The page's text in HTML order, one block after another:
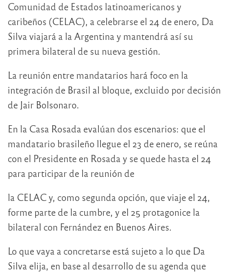
Comunidad de Estados latinoamericanos y
caribeños (CELAC), a celebrarse el 24 de enero, Da
Silva viajará a la Argentina y mantendrá así su
primera bilateral de su nueva gestión.
La reunión entre mandatarios hará foco en la
integración de Brasil al bloque, excluido por decisión
de Jair Bolsonaro.
En la Casa Rosada evalúan dos escenarios: que el
mandatario brasileño llegue el 23 de enero, se reúna
con el Presidente en Rosada y se quede hasta el 24
para participar de la reunión de
la CELAC y, como segunda opción, que viaje el 24,
forme parte de la cumbre, y el 25 protagonice la
bilateral con Fernández en Buenos Aires.
Lo que vaya a concretarse está sujeto a lo que Da
Silva elija, en base al desarrollo de su agenda que